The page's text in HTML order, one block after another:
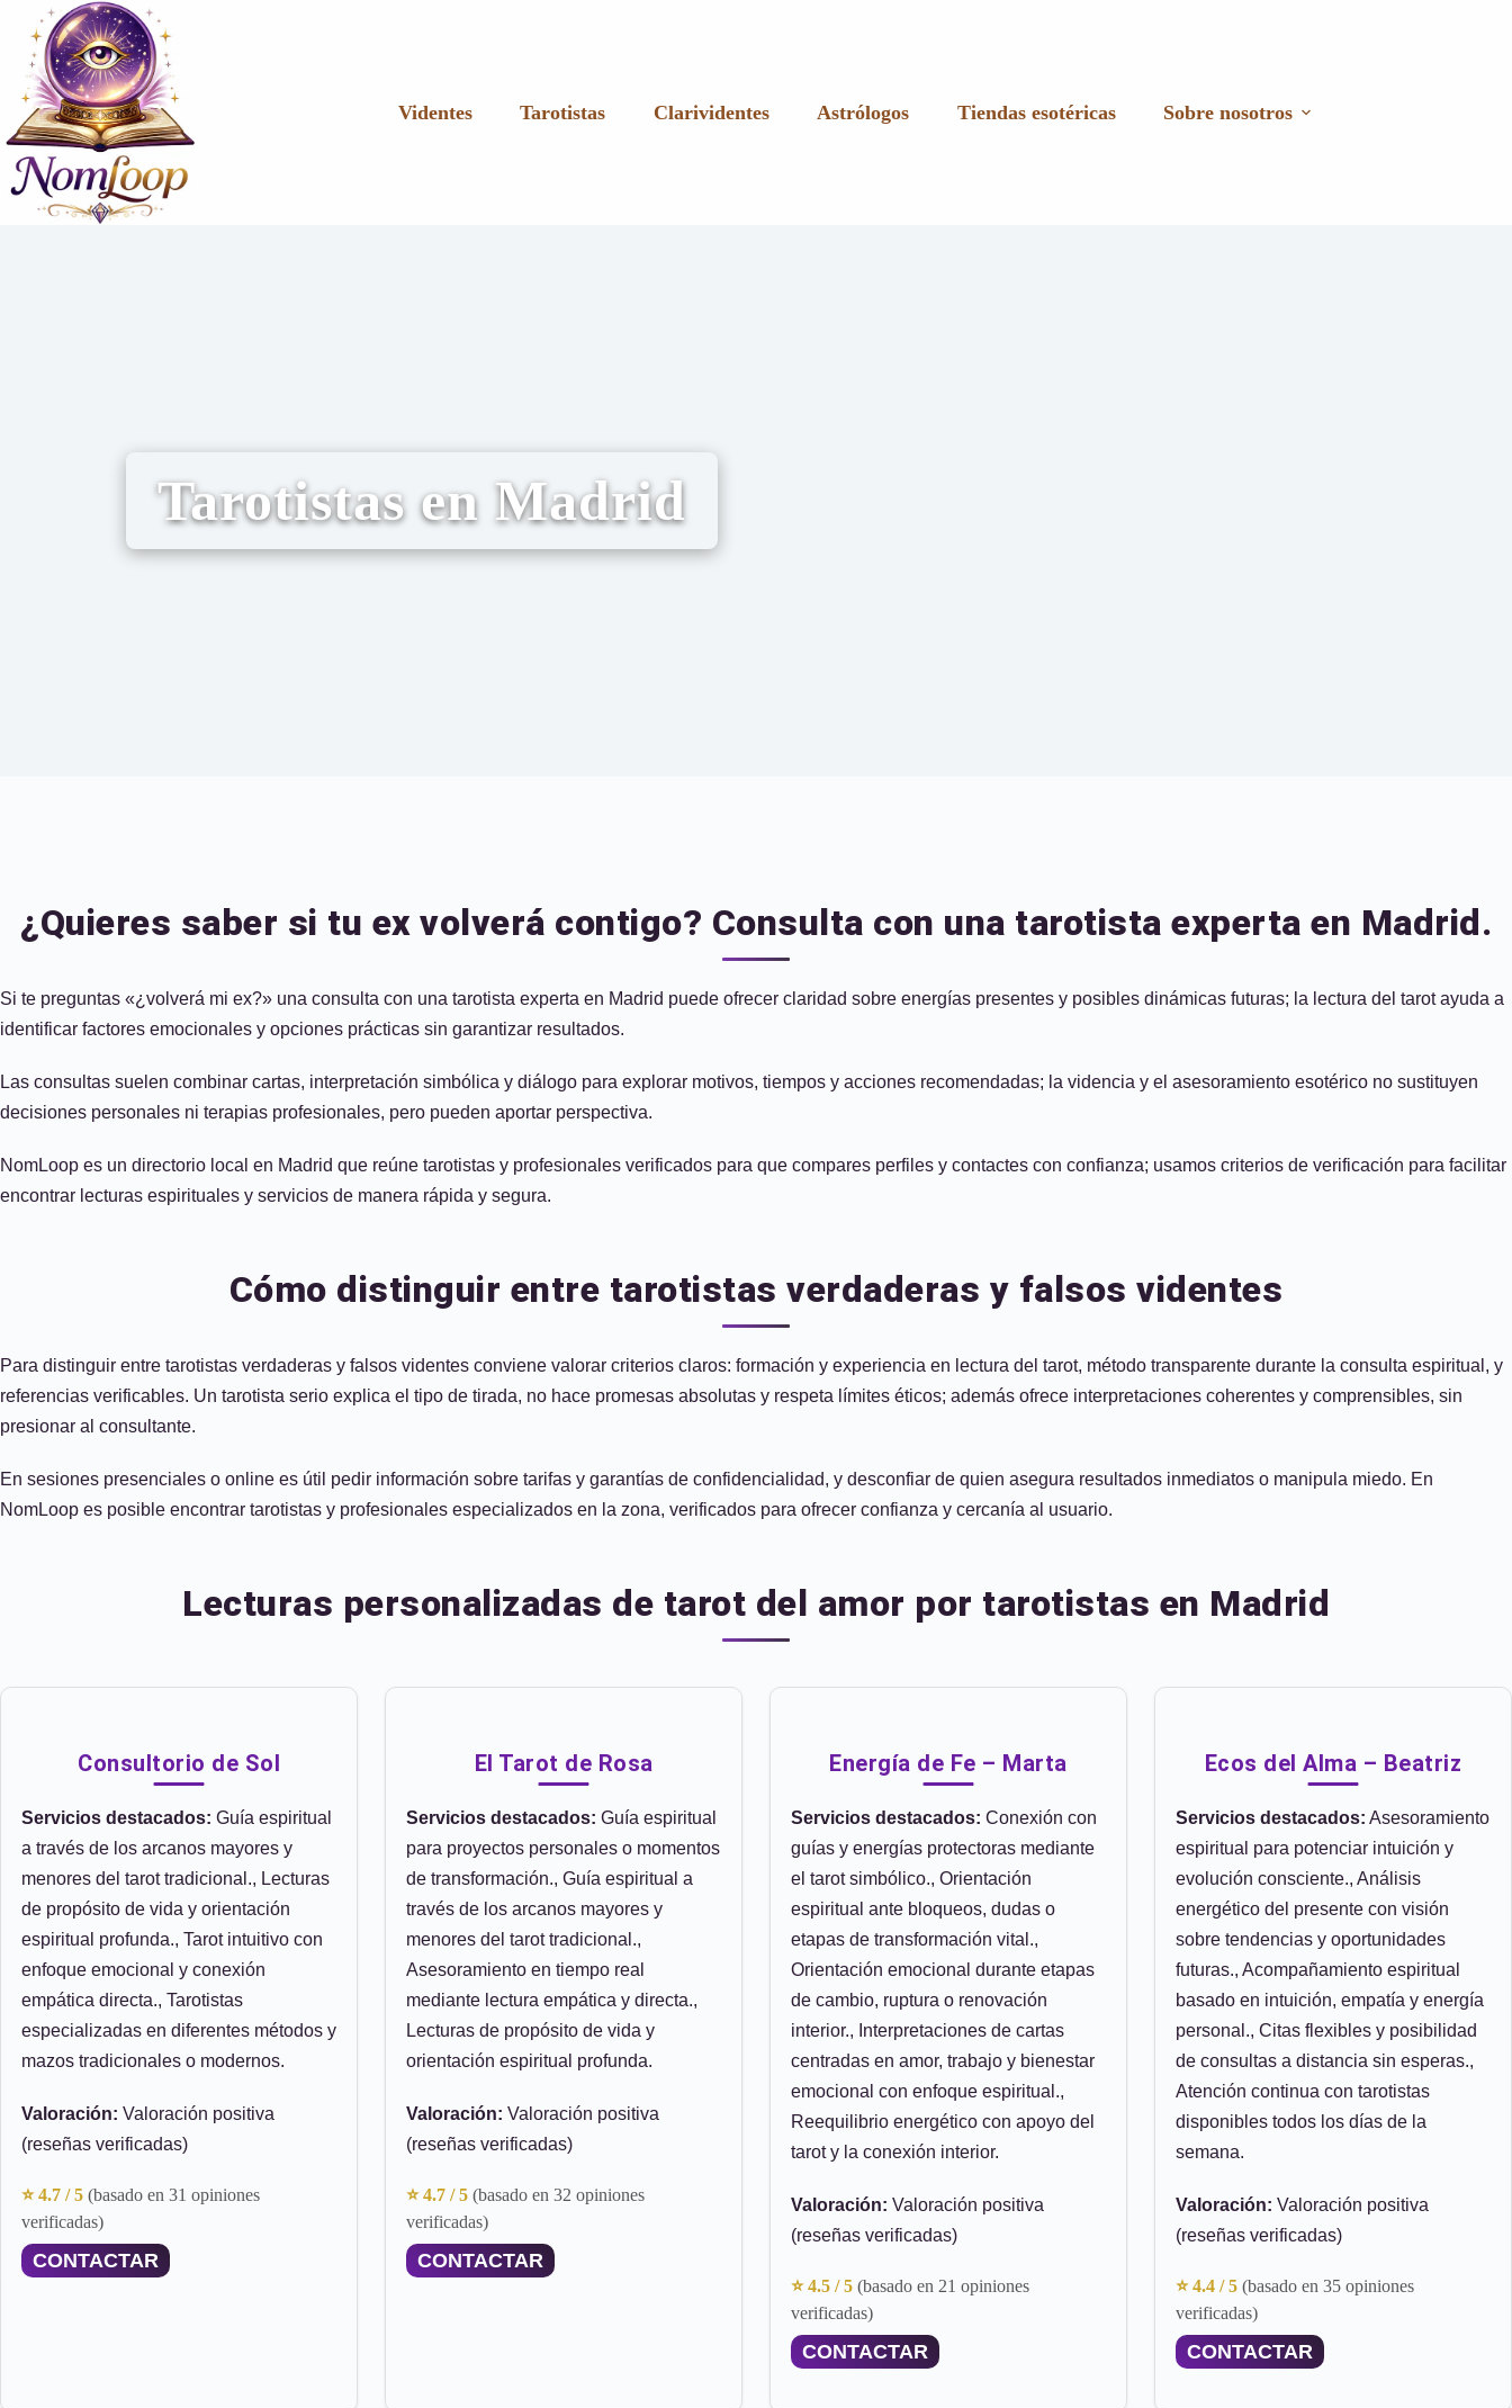
Videntes Tarotistas Clarividentes Astrólogos Tiendas esotéricas Sobre nosotros
Tarotistas en Madrid
¿Quieres saber si tu ex volverá contigo? Consulta con una tarotista experta en Madrid.
Si te preguntas «¿volverá mi ex?» una consulta con una tarotista experta en Madrid puede ofrecer claridad sobre energías presentes y posibles dinámicas futuras; la lectura del tarot ayuda a
identificar factores emocionales y opciones prácticas sin garantizar resultados.
Las consultas suelen combinar cartas, interpretación simbólica y diálogo para explorar motivos, tiempos y acciones recomendadas; la videncia y el asesoramiento esotérico no sustituyen
decisiones personales ni terapias profesionales, pero pueden aportar perspectiva.
NomLoop es un directorio local en Madrid que reúne tarotistas y profesionales verificados para que compares perfiles y contactes con confianza; usamos criterios de verificación para facilitar
encontrar lecturas espirituales y servicios de manera rápida y segura.
Cómo distinguir entre tarotistas verdaderas y falsos videntes
Para distinguir entre tarotistas verdaderas y falsos videntes conviene valorar criterios claros: formación y experiencia en lectura del tarot, método transparente durante la consulta espiritual, y
referencias verificables. Un tarotista serio explica el tipo de tirada, no hace promesas absolutas y respeta límites éticos; además ofrece interpretaciones coherentes y comprensibles, sin
presionar al consultante.
En sesiones presenciales o online es útil pedir información sobre tarifas y garantías de confidencialidad, y desconfiar de quien asegura resultados inmediatos o manipula miedo. En
NomLoop es posible encontrar tarotistas y profesionales especializados en la zona, verificados para ofrecer confianza y cercanía al usuario.
Lecturas personalizadas de tarot del amor por tarotistas en Madrid
Consultorio de Sol
Servicios destacados: Guía espiritual
a través de los arcanos mayores y
menores del tarot tradicional., Lecturas
de propósito de vida y orientación
espiritual profunda., Tarot intuitivo con
enfoque emocional y conexión
empática directa., Tarotistas
especializadas en diferentes métodos y
mazos tradicionales o modernos.
Valoración: Valoración positiva
(reseñas verificadas)
⭐ 4.7 / 5 (basado en 31 opiniones
verificadas)
CONTACTAR
El Tarot de Rosa
Servicios destacados: Guía espiritual
para proyectos personales o momentos
de transformación., Guía espiritual a
través de los arcanos mayores y
menores del tarot tradicional.,
Asesoramiento en tiempo real
mediante lectura empática y directa.,
Lecturas de propósito de vida y
orientación espiritual profunda.
Valoración: Valoración positiva
(reseñas verificadas)
⭐ 4.7 / 5 (basado en 32 opiniones
verificadas)
CONTACTAR
Energía de Fe – Marta
Servicios destacados: Conexión con
guías y energías protectoras mediante
el tarot simbólico., Orientación
espiritual ante bloqueos, dudas o
etapas de transformación vital.,
Orientación emocional durante etapas
de cambio, ruptura o renovación
interior., Interpretaciones de cartas
centradas en amor, trabajo y bienestar
emocional con enfoque espiritual.,
Reequilibrio energético con apoyo del
tarot y la conexión interior.
Valoración: Valoración positiva
(reseñas verificadas)
⭐ 4.5 / 5 (basado en 21 opiniones
verificadas)
CONTACTAR
Ecos del Alma – Beatriz
Servicios destacados: Asesoramiento
espiritual para potenciar intuición y
evolución consciente., Análisis
energético del presente con visión
sobre tendencias y oportunidades
futuras., Acompañamiento espiritual
basado en intuición, empatía y energía
personal., Citas flexibles y posibilidad
de consultas a distancia sin esperas.,
Atención continua con tarotistas
disponibles todos los días de la
semana.
Valoración: Valoración positiva
(reseñas verificadas)
⭐ 4.4 / 5 (basado en 35 opiniones
verificadas)
CONTACTAR